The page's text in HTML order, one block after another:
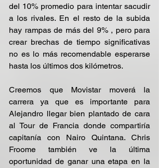
del 10% promedio para intentar sacudir
a los rivales. En el resto de la subida
hay rampas de más del 9% , pero para
crear brechas de tiempo significativas
no es lo más recomendable esperarse
hasta los últimos dos kilómetros.
Creemos que Movistar moverá la
carrera ya que es importante para
Alejandro llegar bien plantado de cara
al Tour de Francia donde compartiría
capitanía con Nairo Quintana. Chris
Froome también ve la última
oportunidad de ganar una etapa en la